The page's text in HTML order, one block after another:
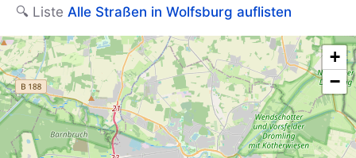
🔍 Liste Alle Straßen in Wolfsburg auflisten